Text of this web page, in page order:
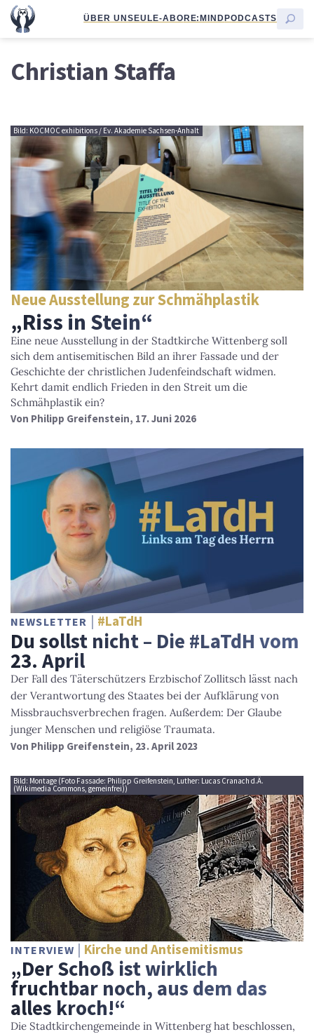
ÜBER UNSEULE-ABORE:MINDPODCASTS
Christian Staffa
Bild: KOCMOC exhibitions / Ev. Akademie Sachsen-Anhalt
Neue Ausstellung zur Schmähplastik
„Riss in Stein“
Eine neue Ausstellung in der Stadtkirche Wittenberg soll
sich dem antisemitischen Bild an ihrer Fassade und der
Geschichte der christlichen Judenfeindschaft widmen.
Kehrt damit endlich Frieden in den Streit um die
Schmähplastik ein?
Von Philipp Greifenstein, 17. Juni 2026
NEWSLETTER #LaTdH
Du sollst nicht – Die #LaTdH vom
23. April
Der Fall des Täterschützers Erzbischof Zollitsch lässt nach
der Verantwortung des Staates bei der Aufklärung von
Missbrauchsverbrechen fragen. Außerdem: Der Glaube
junger Menschen und religiöse Traumata.
Von Philipp Greifenstein, 23. April 2023
Bild: Montage (Foto Fassade: Philipp Greifenstein, Luther: Lucas Cranach d.Ä.
(Wikimedia Commons, gemeinfrei))
INTERVIEW Kirche und Antisemitismus
„Der Schoß ist wirklich
fruchtbar noch, aus dem das
alles kroch!“
Die Stadtkirchengemeinde in Wittenberg hat beschlossen,